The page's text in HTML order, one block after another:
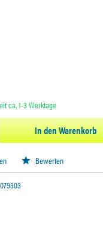
ca. 1-3 Werktage
In denWarenkorb
Bewerten
079303